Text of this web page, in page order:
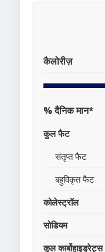
कैलोरीज़
% दैनिक मान*
कुल फैट
संतृप्त फैट
बहुविकृत फैट
कोलेस्ट्रॉल
सोडियम
कुल कार्बोहाइड्रेट्स